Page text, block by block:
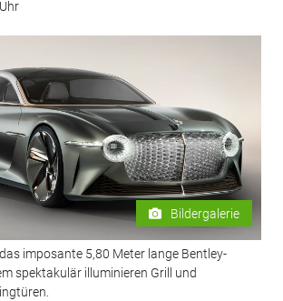
Bildergalerie
imposante 5,80 Meter lange Bentley-
spektakulär illuminieren Grill und